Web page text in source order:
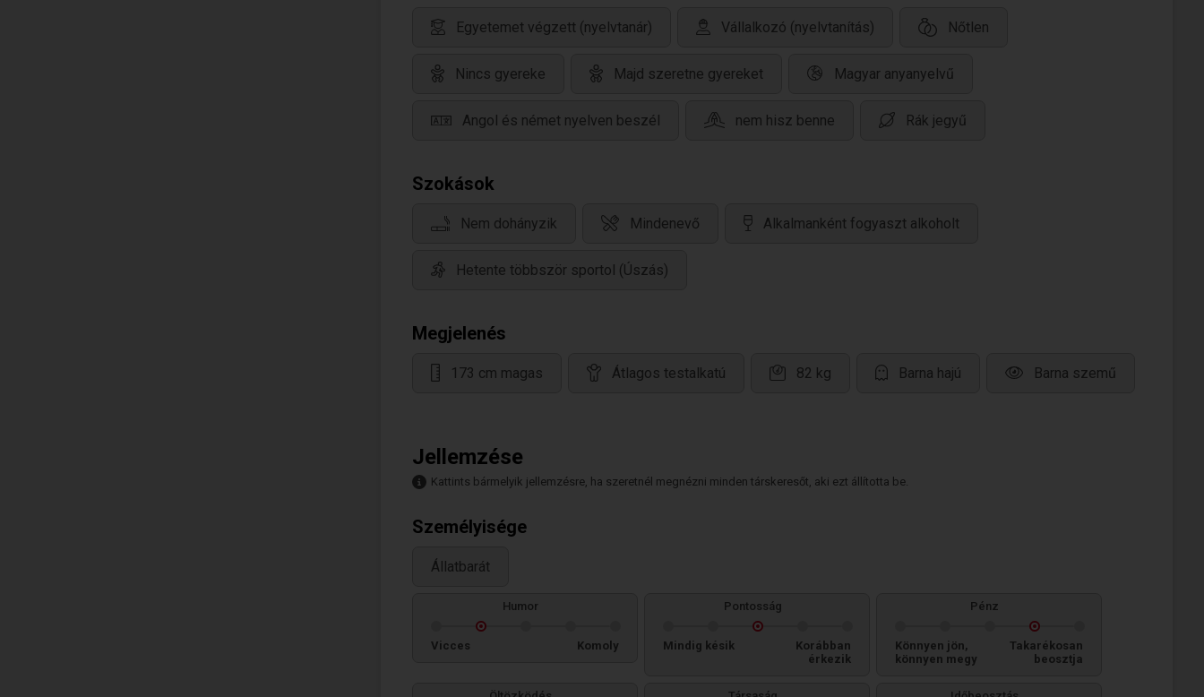
Egyetemet végzett (nyelvtanár) Vállalkozó (nyelvtanítás) Nőtlen
Nincs gyereke Majd szeretne gyereket Magyar anyanyelvű
Angol és német nyelven beszél nem hisz benne Rák jegyű
Szokások
Nem dohányzik Mindenevő Alkalmanként fogyaszt alkoholt
Hetente többször sportol (Úszás)
Megjelenés
173 cm magas Átlagos testalkatú 82 kg Barna hajú Barna szemű
Jellemzése
Kattints bármelyik jellemzésre, ha szeretnél megnézni minden társkeresőt, aki ezt állította be.
Személyisége
Állatbarát
Humor
Vicces Komoly
Pontosság
Mindig késik
Korábban
érkezik
Pénz
Könnyen jön,
könnyen megy
Takarékosan
beosztja